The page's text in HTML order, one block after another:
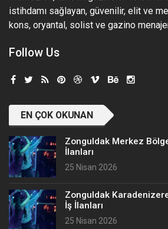
istihdamı sağlayan, güvenilir, elit ve
kons, oryantal, solist ve gazino
Follow Us
EN ÇOK OKUNAN
Zonguldak Merkez
İlanları
25 Nisan 2026
Zonguldak
İş İlanları
25 Nisan 2026